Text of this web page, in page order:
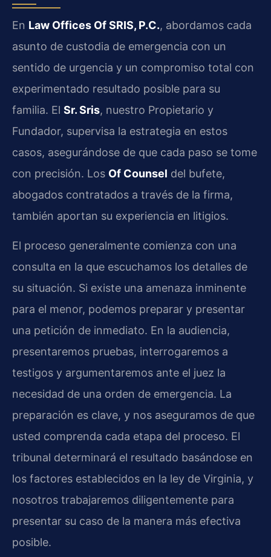
En Law Offices Of SRIS, P.C., abordamos cada
asunto de custodia de emergencia con un
sentido de urgencia y un compromiso total con
experimentado resultado posible para su
familia. El Sr. Sris, nuestro Propietario y
Fundador, supervisa la estrategia en estos
casos, asegurándose de que cada paso se tome
con precisión. Los Of Counsel del bufete,
abogados contratados a través de la firma,
también aportan su experiencia en litigios.
El proceso generalmente comienza con una
consulta en la que escuchamos los detalles de
su situación. Si existe una amenaza inminente
para el menor, podemos preparar y presentar
una petición de inmediato. En la audiencia,
presentaremos pruebas, interrogaremos a
testigos y argumentaremos ante el juez la
necesidad de una orden de emergencia. La
preparación es clave, y nos aseguramos de que
usted comprenda cada etapa del proceso. El
tribunal determinará el resultado basándose en
los factores establecidos en la ley de Virginia, y
nosotros trabajaremos diligentemente para
presentar su caso de la manera más efectiva
posible.